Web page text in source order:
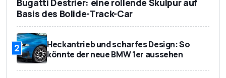
Bugatti Destrier: eine rollende Skulpur auf
Basis des Bolide-Track-Car
2
Heckantrieb und scharfes Design: So
könnte der neue BMW 1er aussehen